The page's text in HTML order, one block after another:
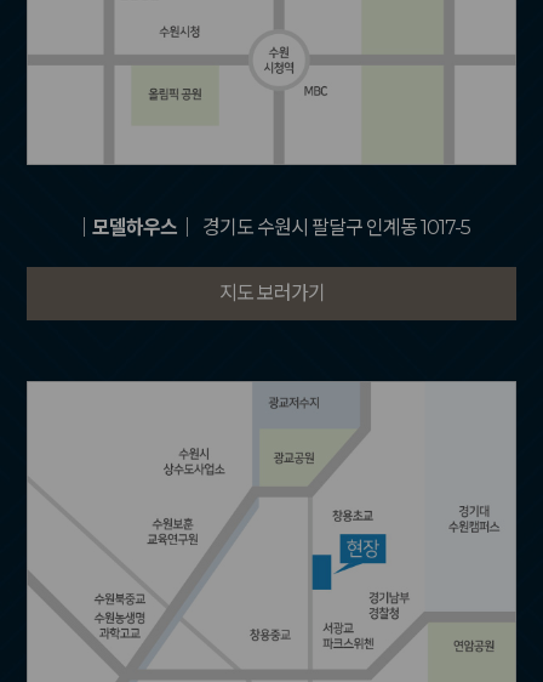
｜모델하우스｜ 경기도 수원시 팔달구 인계동 1017-5
지도 보러가기